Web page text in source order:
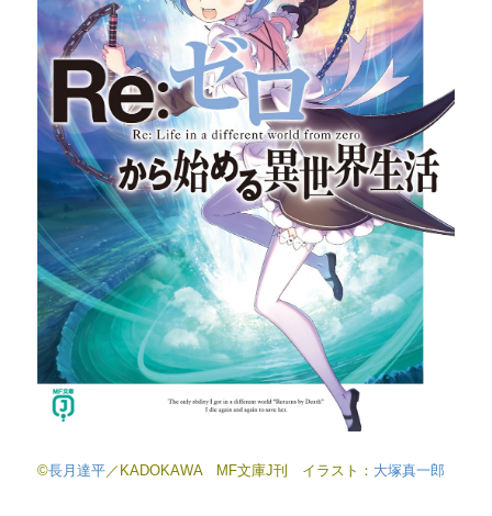
©長月達平 ／KADOKAWA MF文庫J刊 イラスト： 大塚真一郎